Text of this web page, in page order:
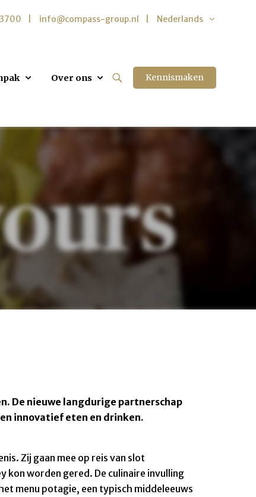
info@compass-group.nl Nederlands
Over ons Kennismaken
De nieuwe langdurige partnerschap
innovatief eten en drinken.
Zij gaan mee op reis van slot
kon worden gered. De culinaire invulling
menu potagie, een typisch middeleeuws